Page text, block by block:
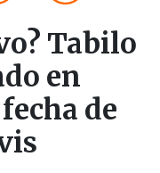
Tabilo
en
de